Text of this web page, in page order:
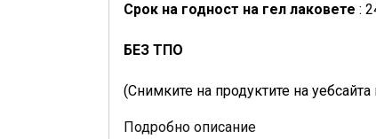
Срок на годност на гел лаковете :
БЕЗ ТПО
(Снимките на продуктите на
Подробно описание